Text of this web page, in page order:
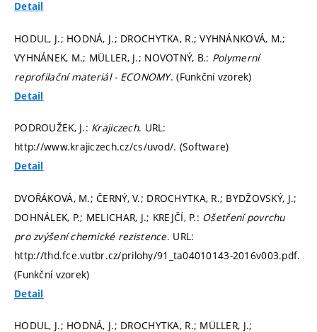
Detail
HODUL, J.; HODNÁ, J.; DROCHYTKA, R.; VYHNÁNKOVÁ, M.;
VYHNÁNEK, M.; MÜLLER, J.; NOVOTNÝ, B.: Polymerní
reprofilační materiál - ECONOMY. (Funkční vzorek)
Detail
PODROUŽEK, J.: Krajiczech. URL:
http://www.krajiczech.cz/cs/uvod/. (Software)
Detail
DVOŘÁKOVÁ, M.; ČERNÝ, V.; DROCHYTKA, R.; BYDŽOVSKÝ, J.;
DOHNÁLEK, P.; MELICHAR, J.; KREJČÍ, P.: Ošetření povrchu
pro zvýšení chemické rezistence. URL:
http://thd.fce.vutbr.cz/prilohy/91_ta04010143-2016v003.pdf.
(Funkční vzorek)
Detail
HODUL, J.; HODNÁ, J.; DROCHYTKA, R.; MÜLLER, J.;